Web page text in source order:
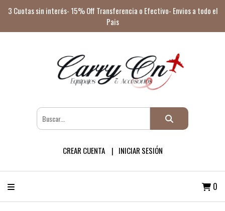
3 Cuotas sin interés- 15% Off Transferencia o Efectivo- Envios a todo el
Pais
CREAR CUENTA INICIAR SESIÓN
0